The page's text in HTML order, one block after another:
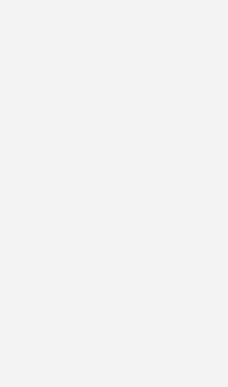
klimaneutralen Bauen und
qualitätsgesichertes
und Quartiere bereit. Ein
und –akteuren ermöglichen
Angebot. Gemeinsam mit dem
von
und Wissenschaft werden
multipliziert.